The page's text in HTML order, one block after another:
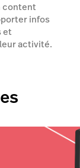
content
infos
et
activité.